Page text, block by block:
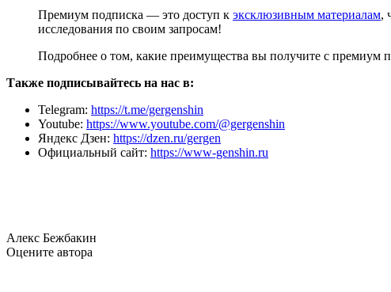
Премиум подписка — это доступ к эксклюзивным материалам,
исследования по своим запросам!
Подробнее о том, какие преимущества вы получите с премиум
Также подписывайтесь на нас в:
Telegram: https://t.me/gergenshin
Youtube: https://www.youtube.com/@gergenshin
Яндекс Дзен: https://dzen.ru/gergen
Официальный сайт: https://www-genshin.ru
Алекс Бежбакин
Оцените автора